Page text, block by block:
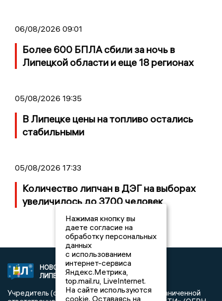
06/08/2026 09:01
Более 600 БПЛА сбили за ночь в
Липецкой области и еще 18 регионах
05/08/2026 19:35
В Липецке цены на топливо остались
стабильными
05/08/2026 17:33
Количество липчан в ДЭГ на выборах
увеличилось до 3700 человек
НОВОСТИ
ЛИПЕЦКА
2021 © NEWSLIPETSK.RU | СИ
«Новости Липецка»
Учредитель (соучредители): Общество с ограниченной
Нажимая кнопку вы
даете согласие на
обработку персональных
данных
с использованием
интернет-сервиса
Яндекс.Метрика,
top.mail.ru, LiveInternet.
На сайте используются
cookie. Оставаясь на